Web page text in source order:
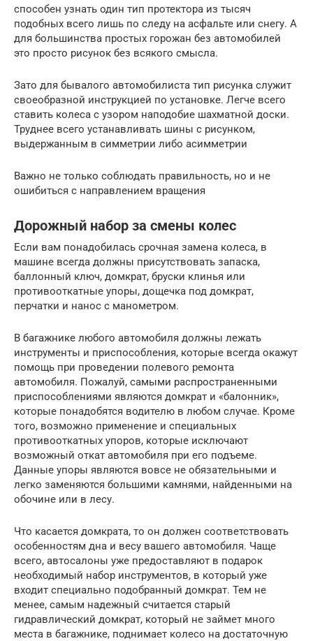
способен узнать один тип протектора из тысяч
подобных всего лишь по следу на асфальте или снегу. А
для большинства простых горожан без автомобилей
это просто рисунок без всякого смысла.
Зато для бывалого автомобилиста тип рисунка служит
своеобразной инструкцией по установке. Легче всего
ставить колеса с узором наподобие шахматной доски.
Труднее всего устанавливать шины с рисунком,
выдержанным в симметрии либо асимметрии
Важно не только соблюдать правильность, но и не
ошибиться с направлением вращения
Дорожный набор за смены колес
Если вам понадобилась срочная замена колеса, в
машине всегда должны присутствовать запаска,
баллонный ключ, домкрат, бруски клинья или
противооткатные упоры, дощечка под домкрат,
перчатки и нанос с манометром.
В багажнике любого автомобиля должны лежать
инструменты и приспособления, которые всегда окажут
помощь при проведении полевого ремонта
автомобиля. Пожалуй, самыми распространенными
приспособлениями являются домкрат и «балонник»,
которые понадобятся водителю в любом случае. Кроме
того, возможно применение и специальных
противооткатных упоров, которые исключают
возможный откат автомобиля при его подъеме.
Данные упоры являются вовсе не обязательными и
легко заменяются большими камнями, найденными на
обочине или в лесу.
Что касается домкрата, то он должен соответствовать
особенностям дна и весу вашего автомобиля. Чаще
всего, автосалоны уже предоставляют в подарок
необходимый набор инструментов, в который уже
входит специально подобранный домкрат. Тем не
менее, самым надежный считается старый
гидравлический домкрат, который не займет много
места в багажнике, поднимает колесо на достаточную